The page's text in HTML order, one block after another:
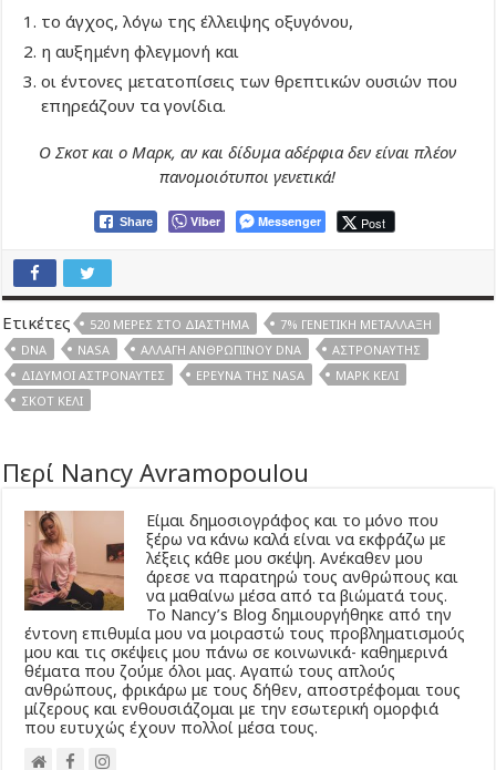
το άγχος, λόγω της έλλειψης οξυγόνου,
η αυξημένη φλεγμονή και
οι έντονες μετατοπίσεις των θρεπτικών ουσιών που
επηρεάζουν τα γονίδια.
Ο Σκοτ και ο Μαρκ, αν και δίδυμα αδέρφια δεν είναι πλέον
πανομοιότυποι γενετικά!
Share Viber Messenger Post
Ετικέτες 520 ΜΈΡΕΣ ΣΤΟ ΔΙΆΣΤΗΜΑ
7% ΓΕΝΕΤΙΚΉ ΜΕΤΆΛΛΑΞΗ
DNA
NASA ΑΛΛΑΓΉ ΑΝΘΡΏΠΙΝΟΥ DNA
ΑΣΤΡΟΝΑΎΤΗΣ
ΔΊΔΥΜΟΙ ΑΣΤΡΟΝΑΎΤΕΣ
ΈΡΕΥΝΑ ΤΗΣ NASA
ΜΆΡΚ ΚΈΛΙ
ΣΚΌΤ ΚΈΛΙ
Περί Nancy Avramopoulou
Είμαι δημοσιογράφος και το μόνο που
ξέρω να κάνω καλά είναι να εκφράζω με
λέξεις κάθε μου σκέψη. Ανέκαθεν μου
άρεσε να παρατηρώ τους ανθρώπους και
να μαθαίνω μέσα από τα βιώματά τους.
Το Νancy’s Βlog δημιουργήθηκε από την
έντονη επιθυμία μου να μοιραστώ τους προβληματισμούς
μου και τις σκέψεις μου πάνω σε κοινωνικά- καθημερινά
θέματα που ζούμε όλοι μας. Αγαπώ τους απλούς
ανθρώπους, φρικάρω με τους δήθεν, αποστρέφομαι τους
μίζερους και ενθουσιάζομαι με την εσωτερική ομορφιά
που ευτυχώς έχουν πολλοί μέσα τους.